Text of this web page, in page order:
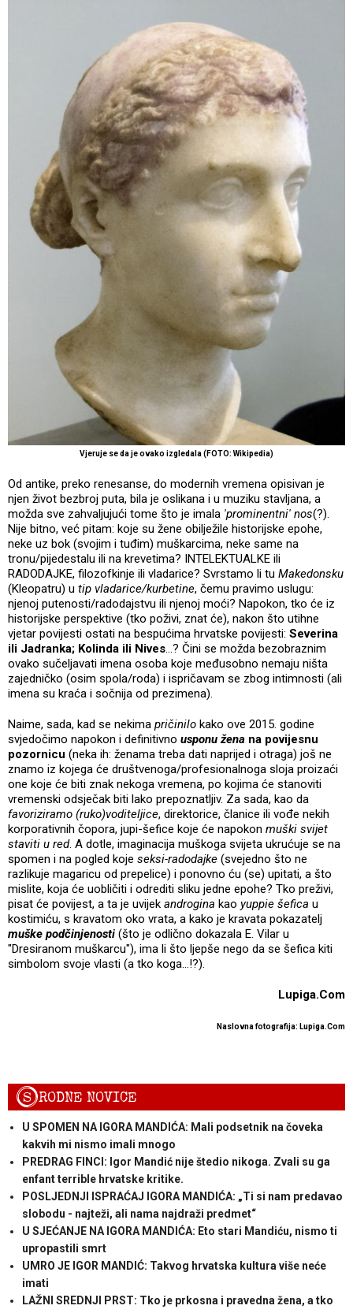
Vjeruje se da je ovako izgledala (FOTO: Wikipedia)
Od antike, preko renesanse, do modernih vremena opisivan je
njen život bezbroj puta, bila je oslikana i u muziku stavljana, a
možda sve zahvaljujući tome što je imala 'prominentni' nos(?).
Nije bitno, već pitam: koje su žene obilježile historijske epohe,
neke uz bok (svojim i tuđim) muškarcima, neke same na
tronu/pijedestalu ili na krevetima? INTELEKTUALKE ili
RADODAJKE, filozofkinje ili vladarice? Svrstamo li tu Makedonsku
(Kleopatru) u tip vladarice/kurbetine, čemu pravimo uslugu:
njenoj putenosti/radodajstvu ili njenoj moći? Napokon, tko će iz
historijske perspektive (tko poživi, znat će), nakon što utihne
vjetar povijesti ostati na bespućima hrvatske povijesti: Severina
ili Jadranka; Kolinda ili Nives...? Čini se možda bezobraznim
ovako sučeljavati imena osoba koje međusobno nemaju ništa
zajedničko (osim spola/roda) i ispričavam se zbog intimnosti (ali
imena su kraća i sočnija od prezimena).
Naime, sada, kad se nekima pričinilo kako ove 2015. godine
svjedočimo napokon i definitivno usponu žena na povijesnu
pozornicu (neka ih: ženama treba dati naprijed i otraga) još ne
znamo iz kojega će društvenoga/profesionalnoga sloja proizaći
one koje će biti znak nekoga vremena, po kojima će stanoviti
vremenski odsječak biti lako prepoznatljiv. Za sada, kao da
favoriziramo (ruko)voditeljice, direktorice, članice ili vođe nekih
korporativnih čopora, jupi-šefice koje će napokon muški svijet
staviti u red. A dotle, imaginacija muškoga svijeta ukrućuje se na
spomen i na pogled koje seksi-radodajke (svejedno što ne
razlikuje magaricu od prepelice) i ponovno ću (se) upitati, a što
mislite, koja će uobličiti i odrediti sliku jedne epohe? Tko preživi,
pisat će povijest, a ta je uvijek androgina kao yuppie šefica u
kostimiću, s kravatom oko vrata, a kako je kravata pokazatelj
muške podčinjenosti (što je odlično dokazala E. Vilar u
"Dresiranom muškarcu"), ima li što ljepše nego da se šefica kiti
simbolom svoje vlasti (a tko koga...!?).
Lupiga.Com
Naslovna fotografija: Lupiga.Com
SRODNE NOVICE
U SPOMEN NA IGORA MANDIĆA: Mali podsetnik na čoveka
kakvih mi nismo imali mnogo
PREDRAG FINCI: Igor Mandić nije štedio nikoga. Zvali su ga
enfant terrible hrvatske kritike.
POSLJEDNJI ISPRAĆAJ IGORA MANDIĆA: „Ti si nam predavao
slobodu - najteži, ali nama najdraži predmet“
U SJEĆANJE NA IGORA MANDIĆA: Eto stari Mandiću, nismo ti
upropastili smrt
UMRO JE IGOR MANDIĆ: Takvog hrvatska kultura više neće
imati
LAŽNI SREDNJI PRST: Tko je prkosna i pravedna žena, a tko